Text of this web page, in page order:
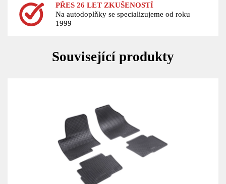
PŘES 26 LET ZKUŠENOSTÍ
Na autodoplňky se specializujeme od roku
1999
Související produkty